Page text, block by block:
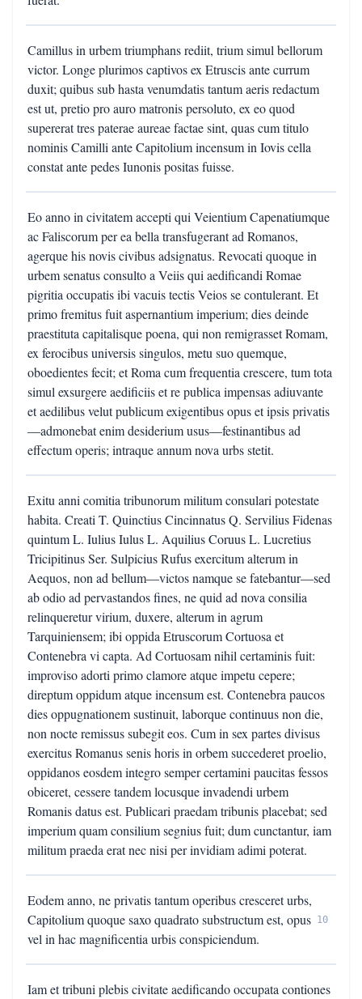
Camillus in urbem triumphans rediit, trium simul bellorum
victor. Longe plurimos captivos ex Etruscis ante currum
duxit; quibus sub hasta venumdatis tantum aeris redactum
est ut, pretio pro auro matronis persoluto, ex eo quod
supererat tres paterae aureae factae sint, quas cum titulo
nominis Camilli ante Capitolium incensum in Iovis cella
constat ante pedes Iunonis positas fuisse.
Eo anno in civitatem accepti qui Veientium Capenatiumque
ac Faliscorum per ea bella transfugerant ad Romanos,
agerque his novis civibus adsignatus. Revocati quoque in
urbem senatus consulto a Veiis qui aedificandi Romae
pigritia occupatis ibi vacuis tectis Veios se contulerant. Et
primo fremitus fuit aspernantium imperium; dies deinde
praestituta capitalisque poena, qui non remigrasset Romam,
ex ferocibus universis singulos, metu suo quemque,
oboedientes fecit; et Roma cum frequentia crescere, tum tota
simul exsurgere aedificiis et re publica impensas adiuvante
et aedilibus velut publicum exigentibus opus et ipsis privatis
—admonebat enim desiderium usus—festinantibus ad
effectum operis; intraque annum nova urbs stetit.
Exitu anni comitia tribunorum militum consulari potestate
habita. Creati T. Quinctius Cincinnatus Q. Servilius Fidenas
quintum L. Iulius Iulus L. Aquilius Coruus L. Lucretius
Tricipitinus Ser. Sulpicius Rufus exercitum alterum in
Aequos, non ad bellum—victos namque se fatebantur—sed
ab odio ad pervastandos fines, ne quid ad nova consilia
relinqueretur virium, duxere, alterum in agrum
Tarquiniensem; ibi oppida Etruscorum Cortuosa et
Contenebra vi capta. Ad Cortuosam nihil certaminis fuit:
improviso adorti primo clamore atque impetu cepere;
direptum oppidum atque incensum est. Contenebra paucos
dies oppugnationem sustinuit, laborque continuus non die,
non nocte remissus subegit eos. Cum in sex partes divisus
exercitus Romanus senis horis in orbem succederet proelio,
oppidanos eosdem integro semper certamini paucitas fessos
obiceret, cessere tandem locusque invadendi urbem
Romanis datus est. Publicari praedam tribunis placebat; sed
imperium quam consilium segnius fuit; dum cunctantur, iam
militum praeda erat nec nisi per invidiam adimi poterat.
Eodem anno, ne privatis tantum operibus cresceret urbs,
Capitolium quoque saxo quadrato substructum est, opus
vel in hac magnificentia urbis conspiciendum.
10
Iam et tribuni plebis civitate aedificando occupata contiones